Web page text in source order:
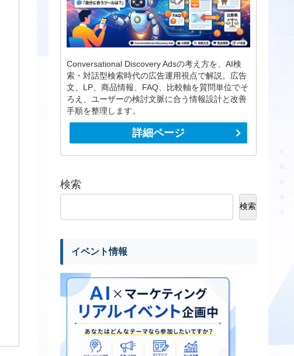
Conversational Discovery Adsの考え方を、AI検
索・対話型検索時代の広告運用視点で解説。広告
文、LP、商品情報、FAQ、比較軸を質問単位でそ
ろえ、ユーザーの検討文脈に合う情報設計と改善
手順を整理します。
詳細ページ
検索
検索
イベント情報